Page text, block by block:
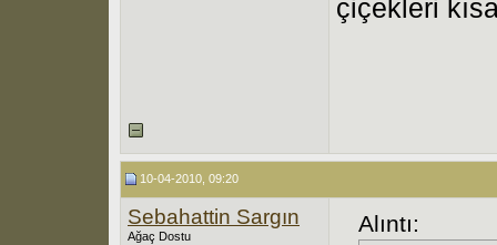
çiçekleri
10-04-2010, 09:20
Sebahattin Sargın
Ağaç Dostu Alıntı: